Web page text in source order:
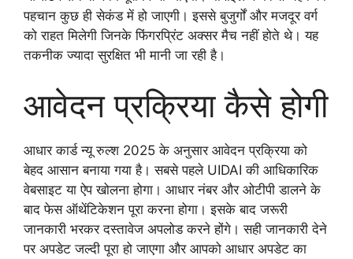
पहचान कुछ ही सेकंड में हो जाएगी। इससे बुजुर्गों और मजदूर वर्ग
को राहत मिलेगी जिनके फिंगरप्रिंट अक्सर मैच नहीं होते थे। यह
तकनीक ज्यादा सुरक्षित भी मानी जा रही है।
आवेदन प्रक्रिया कैसे होगी
आधार कार्ड न्यू रुल्श 2025 के अनुसार आवेदन प्रक्रिया को
बेहद आसान बनाया गया है। सबसे पहले UIDAI की आधिकारिक
वेबसाइट या ऐप खोलना होगा। आधार नंबर और ओटीपी डालने के
बाद फेस ऑथेंटिकेशन पूरा करना होगा। इसके बाद जरूरी
जानकारी भरकर दस्तावेज अपलोड करने होंगे। सही जानकारी देने
पर अपडेट जल्दी पूरा हो जाएगा और आपको आधार अपडेट का